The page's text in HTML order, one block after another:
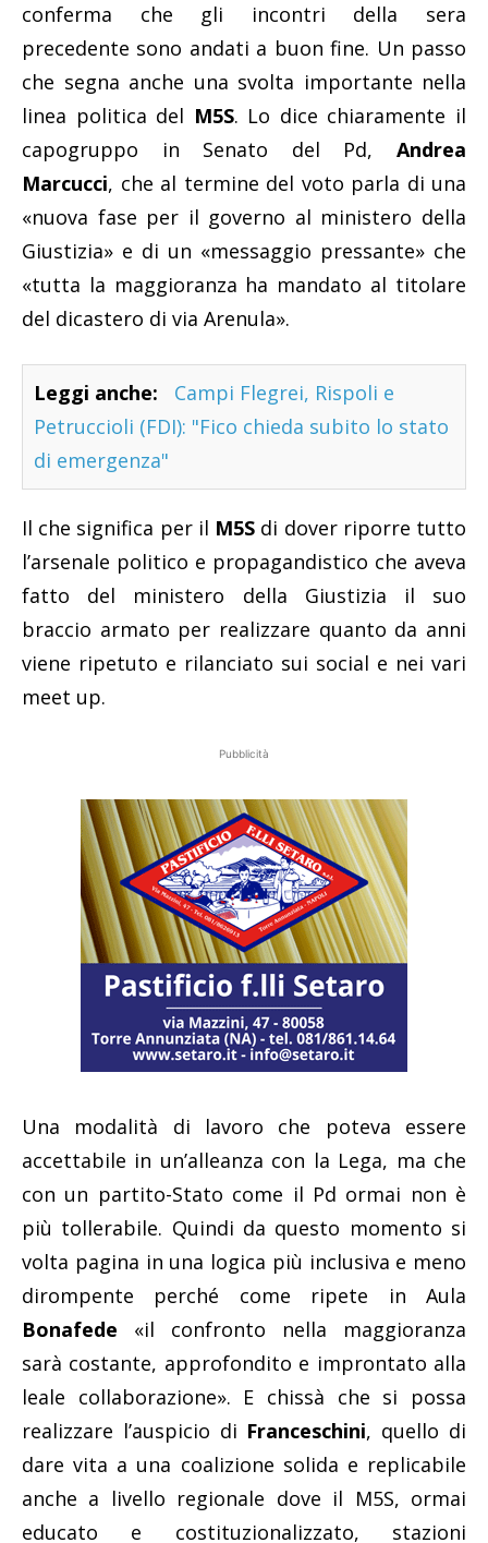
conferma che gli incontri della sera
precedente sono andati a buon fine. Un passo
che segna anche una svolta importante nella
linea politica del M5S. Lo dice chiaramente il
capogruppo in Senato del Pd, Andrea
Marcucci, che al termine del voto parla di una
«nuova fase per il governo al ministero della
Giustizia» e di un «messaggio pressante» che
«tutta la maggioranza ha mandato al titolare
del dicastero di via Arenula».
Leggi anche:
Campi Flegrei, Rispoli e
Petruccioli (FDI): "Fico chieda subito lo stato
di emergenza"
Il che significa per il M5S di dover riporre tutto
l’arsenale politico e propagandistico che aveva
fatto del ministero della Giustizia il suo
braccio armato per realizzare quanto da anni
viene ripetuto e rilanciato sui social e nei vari
meet up.
Pubblicità
Una modalità di lavoro che poteva essere
accettabile in un’alleanza con la Lega, ma che
con un partito-Stato come il Pd ormai non è
più tollerabile. Quindi da questo momento si
volta pagina in una logica più inclusiva e meno
dirompente perché come ripete in Aula
Bonafede «il confronto nella maggioranza
sarà costante, approfondito e improntato alla
leale collaborazione». E chissà che si possa
realizzare l’auspicio di Franceschini, quello di
dare vita a una coalizione solida e replicabile
anche a livello regionale dove il M5S, ormai
educato e costituzionalizzato, stazioni